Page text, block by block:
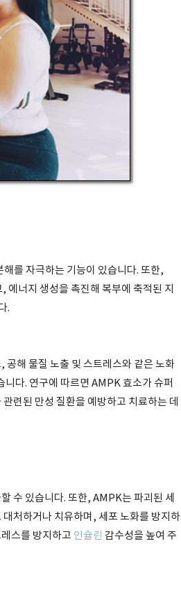
를 자극하는 기능이 있습니다. 또한,
너지 생성을 촉진해 복부에 축적된 지
.
해 물질 노출 및 스트레스와 같은 노화
다. 연구에 따르면 AMPK 효소가 슈퍼
련된 만성 질환을 예방하고 치료하는 데
수 있습니다. 또한, AMPK는 파괴된 세
처하거나 치유하며, 세포 노화를 방지하
스를 방지하고 인슐린 감수성을 높여 주